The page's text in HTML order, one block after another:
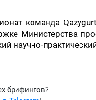
команда
Министерства
научно-
брифингов?